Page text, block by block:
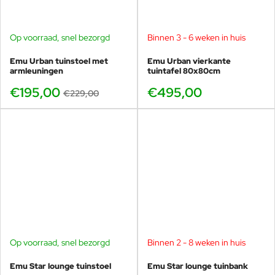
Maak de set compleet met andere Star items. Mixen mag,
Star aluminium stoel met armleuningen
Aluminium is extra handig als je stoelen vaak verplaatst of
-15%
Op voorraad, snel bezorgd
Emu Urban tuinstoel met
armleuningen
€195,00 €229,00
Binnen 3 - 6 weken in huis
Emu Urban vierkante
tuintafel 80x80cm
€495,00
Op voorraad, snel bezorgd
Emu Star lounge tuinstoel
Binnen 2 - 8 weken in huis
Emu Star lounge tuinbank